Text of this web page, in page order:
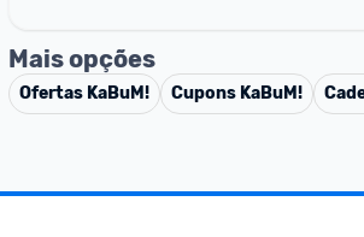
Mais opções
Ofertas KaBuM! Cupons KaBuM!